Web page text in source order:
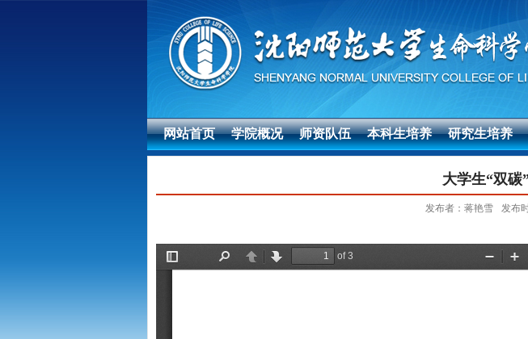
网站首页 学院概况 师资队伍 本科生培养 研究生培养
大学生“双碳
发布者：蒋艳雪 发布